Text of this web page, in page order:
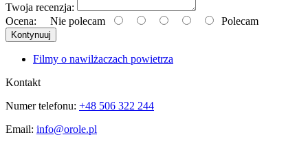
Twoja recenzja:
Ocena: Nie polecam Polecam
Kontynuuj
Filmy o nawilżaczach powietrza
Kontakt
Numer telefonu: +48 506 322 244
Email: info@orole.pl